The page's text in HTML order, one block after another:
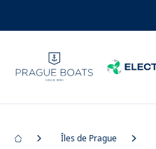
Îles de Prague